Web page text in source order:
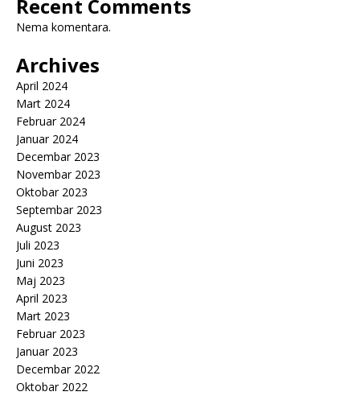
Recent Comments
Nema komentara.
Archives
April 2024
Mart 2024
Februar 2024
Januar 2024
Decembar 2023
Novembar 2023
Oktobar 2023
Septembar 2023
August 2023
Juli 2023
Juni 2023
Maj 2023
April 2023
Mart 2023
Februar 2023
Januar 2023
Decembar 2022
Oktobar 2022